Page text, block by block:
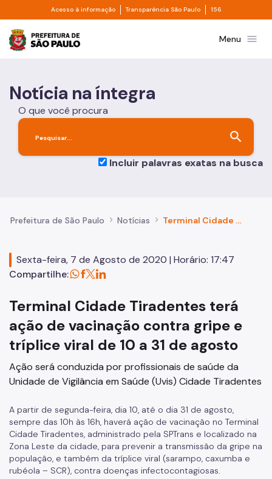
Pular para o Conteúdo principal
Acesso à informação Divisor de acesso à informação
Transparência São Paulo Divisor de
156
Prefeitura de São PauloMenu menu
Notícia na íntegra
O que você procura
search
Incluir palavras exatas na busca
Prefeitura de São Paulo Notícias Terminal Cidade Tiradentes terá ação de vacinação contra gripe e tríplice viral de 10 a 31 de agosto
Sexta-feira, 7 de Agosto de 2020 | Horário: 17:47
Compartilhe:
Terminal Cidade Tiradentes terá
ação de vacinação contra gripe e
tríplice viral de 10 a 31 de agosto
Ação será conduzida por profissionais de saúde da
Unidade de Vigilância em Saúde (Uvis) Cidade Tiradentes
A partir de segunda-feira, dia 10, até o dia 31 de agosto,
sempre das 10h às 16h, haverá ação de vacinação no Terminal
Cidade Tiradentes, administrado pela SPTrans e localizado na
Zona Leste da cidade, para prevenir a transmissão da gripe na
população, e também da tríplice viral (sarampo, caxumba e
rubéola – SCR), contra doenças infectocontagiosas.